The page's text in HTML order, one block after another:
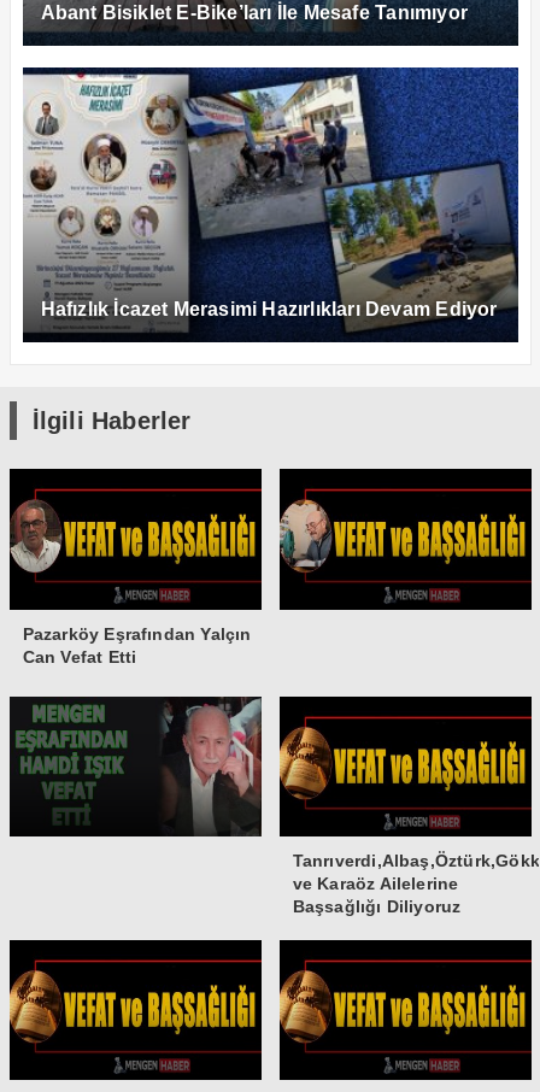
Abant Bisiklet E-Bike’ları İle Mesafe Tanımıyor
Hafızlık İcazet Merasimi Hazırlıkları Devam Ediyor
İlgili Haberler
Pazarköy Eşrafından Yalçın
Can Vefat Etti
ve Karaöz Ailelerine
Başsağlığı Diliyoruz